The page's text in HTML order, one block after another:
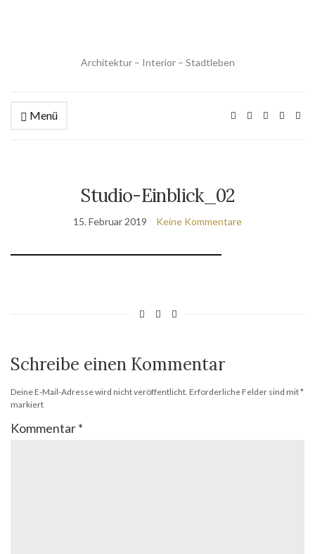
Architektur – Interior – Stadtleben
Menü
Studio-Einblick_02
15. Februar 2019 Keine Kommentare
Schreibe einen Kommentar
Deine E-Mail-Adresse wird nicht veröffentlicht. Erforderliche Felder sind mit*
markiert
Kommentar*